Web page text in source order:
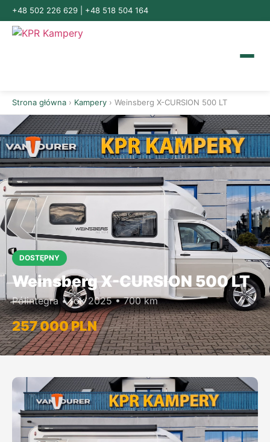
+48 502 226 629 +48 518 504 164
Strona główna › Kampery › Weinsberg X-CURSION 500 LT
DOSTĘPNY
Weinsberg X-CURSION 500 LT
Półintegra • rok 2025 • 700 km
257 000 PLN